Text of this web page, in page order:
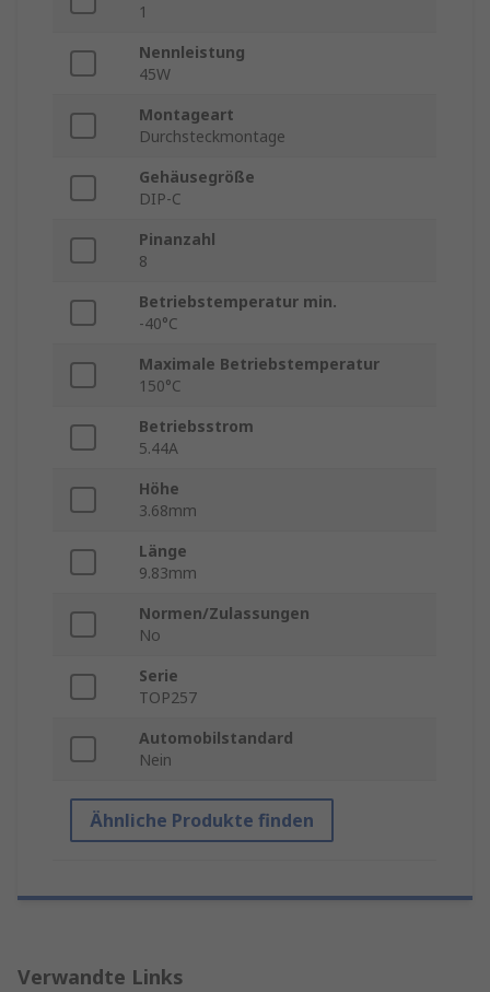
1
Nennleistung
45W
Montageart
Durchsteckmontage
Gehäusegröße
DIP-C
Pinanzahl
8
Betriebstemperatur min.
-40°C
Maximale Betriebstemperatur
150°C
Betriebsstrom
5.44A
Höhe
3.68mm
Länge
9.83mm
Normen/Zulassungen
No
Serie
TOP257
Automobilstandard
Nein
Ähnliche Produkte finden
Verwandte Links